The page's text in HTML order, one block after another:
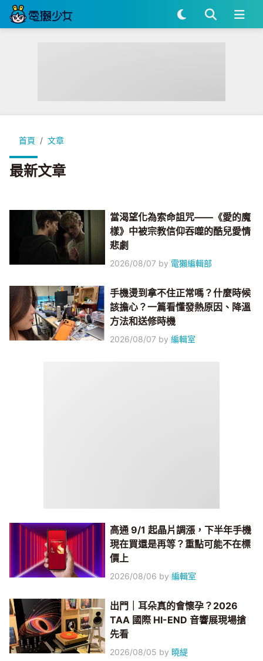
首頁 文章
最新文章
當渴望化為索命詛咒——《愛的魔
樣》中被宗教信仰吞噬的酷兒愛情
悲劇
2026/08/07 by 電獺編輯部
手機燙到拿不住正常嗎？什麼時候
該擔心？一篇看懂發熱原因、降溫
方法和送修時機
2026/08/07 by編輯室
高通 9/1 起晶片調漲，下半年手機
現在買還是再等？重點可能不在標
價上
2026/08/06 by編輯室
出門｜耳朵真的會懷孕？2026
TAA 國際 HI-END 音響展現場搶
先看
2026/08/05 by 曉緹